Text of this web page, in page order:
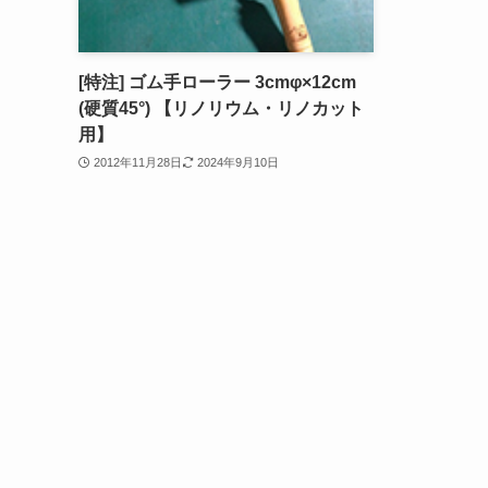
[特注] ゴム手ローラー 3cmφ×12cm
(硬質45°) 【リノリウム・リノカット
用】
2012年11月28日 2024年9月10日